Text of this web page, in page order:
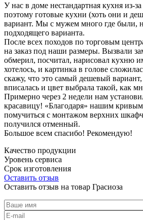
У нас в доме нестандартная кухня из-
поэтому готовые кухни (хоть они и
вариант. Мы с мужем много где были,
подходящего варианта.
После всех походов по торговым
на заказ под наши размеры. Вызвали
обмерил, посчитал, нарисовал кухню
хотелось, и картинка в голове
скажу, что это самый дешевый
вписалась и цвет выбрала такой, как
Примерно через 2 недели нам
красавицу! «Благодаря» нашим
помучиться с монтажом верхних
получился отменный.
Большое всем спасибо! Рекомендую!
Качество продукции
Уровень сервиса
Срок изготовления
Оставить отзыв
Оставить отзыв на товар Грасиоза